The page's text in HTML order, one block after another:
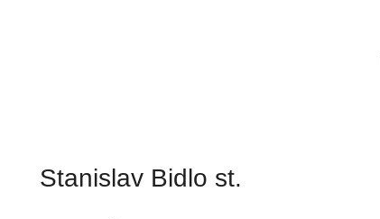
Stanislav Bidlo st.